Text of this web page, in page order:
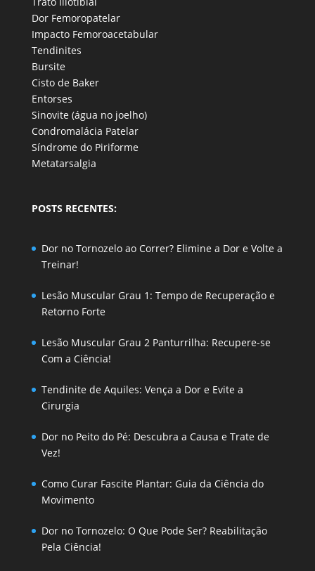
Dor Femoropatelar
Impacto Femoroacetabular
Tendinites
Bursite
Cisto de Baker
Entorses
Sinovite (água no joelho)
Condromalácia Patelar
Síndrome do Piriforme
Metatarsalgia
POSTS RECENTES:
Dor no Tornozelo ao Correr? Elimine a Dor e Volte a
Treinar!
Lesão Muscular Grau 1: Tempo de Recuperação e
Retorno Forte
Lesão Muscular Grau 2 Panturrilha: Recupere-se
Com a Ciência!
Tendinite de Aquiles: Vença a Dor e Evite a
Cirurgia
Dor no Peito do Pé: Descubra a Causa e Trate de
Vez!
Como Curar Fascite Plantar: Guia da Ciência do
Movimento
Dor no Tornozelo: O Que Pode Ser? Reabilitação
Pela Ciência!